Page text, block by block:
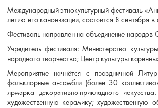
Международный этнокультурный фестиваль
летию его канонизации, состоится 8 сентября
Фестиваль направлен на объединение народов
Учредитель фестиваля: Министерство
народного творчества; Центр культуры
Мероприятие начнётся с праздничной
фольклорные ансамбли (более 30
ярмарка декоративно-прикладного
художественную керамику; художественную